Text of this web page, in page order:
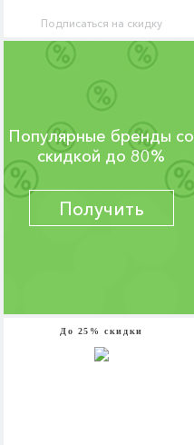
Подписаться на скидку
Популярные бренды со
скидкой до 80%
Получить
До 25% скидки